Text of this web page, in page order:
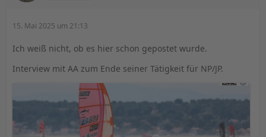
15. Mai 2025 um 21:13
Ich weiß nicht, ob es hier schon gepostet wurde.
Interview mit AA zum Ende seiner Tätigkeit für NP/JP.